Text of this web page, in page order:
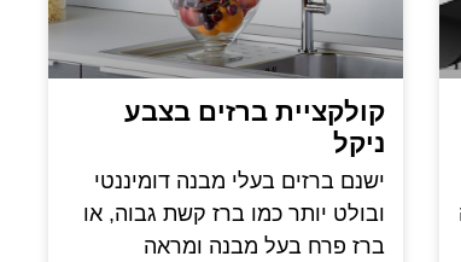
קולקציית ברזים בצבע
ניקל
ישנם ברזים בעלי מבנה דומיננטי
ובולט יותר כמו ברז קשת גבוה, או
ברז פרח בעל מבנה ומראה